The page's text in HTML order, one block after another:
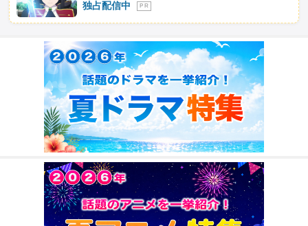
独占配信中
P R